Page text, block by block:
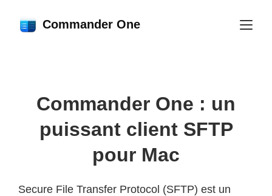
Commander One
Commander One : un
puissant client SFTP
pour Mac
Secure File Transfer Protocol (SFTP) est un